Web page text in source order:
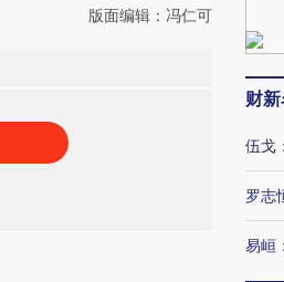
版面编辑：冯仁可
财
伍戈
罗志
易峘